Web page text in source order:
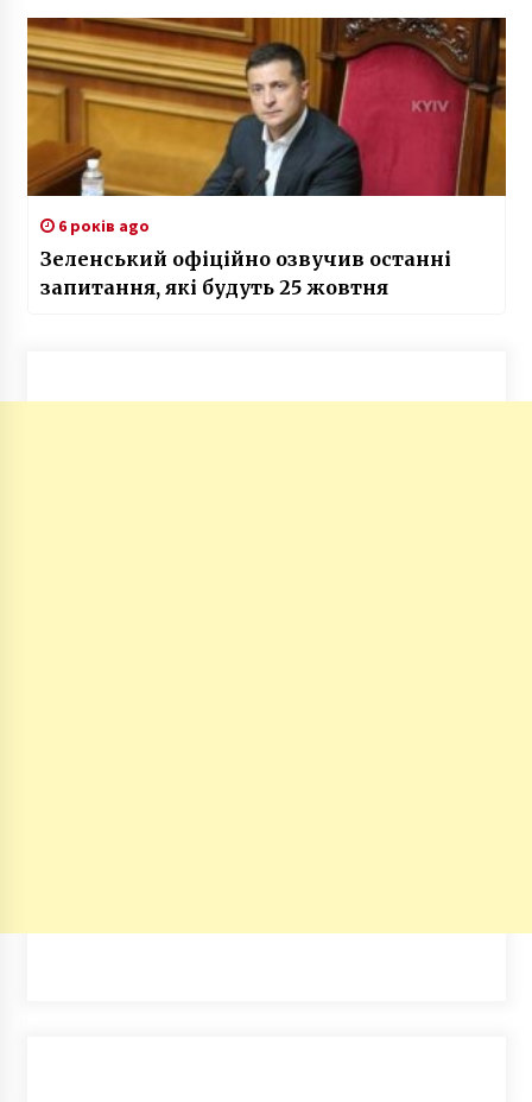
6 років ago
Зеленський офіційно озвучив останні
запитання, які будуть 25 жовтня